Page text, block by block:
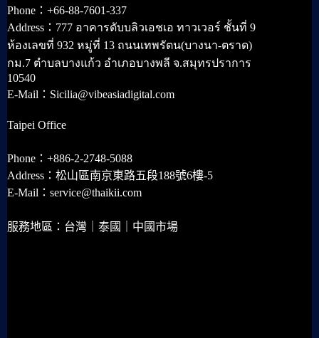
Phone：+66-88-7601-337
Address：777 อาคารดับบลิวเอชเอ ทาวเวอร์ ชั้นที่ 9
ห้องเลขที่ 932 หมู่ที่ 13 ถนนเทพรัตน(บางนา-ตราด)
กม.7 ตำบลบางแก้ว อำเภอบางพลี จ.สมุทรปราการ
10540
E-Mail：Sicilia@vibeasiadigital.com
Taipei Office
Phone：+886-2-2748-5088
Address：松山區南京東路五段188號6樓-5
E-Mail：service@thaikii.com
服務地區：台灣｜泰國｜中國市場